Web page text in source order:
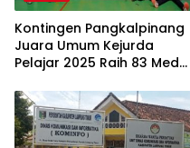
Kontingen Pangkalpinang
Juara Umum Kejurda
Pelajar 2025 Raih 83 Medali
Enam Daerah